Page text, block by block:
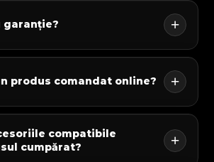
garanție?
produs comandat online?
compatibile
cumpărat?